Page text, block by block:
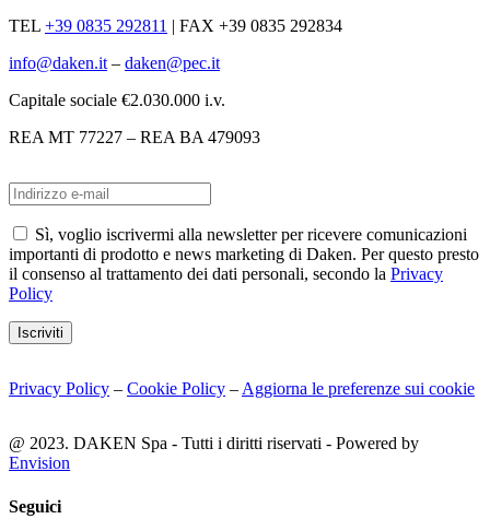
TEL +39 0835 292811 | FAX +39 0835 292834
info@daken.it – daken@pec.it
Capitale sociale €2.030.000 i.v.
REA MT 77227 – REA BA 479093
Sì, voglio iscrivermi alla newsletter per ricevere comunicazioni
importanti di prodotto e news marketing di Daken. Per questo presto
il consenso al trattamento dei dati personali, secondo la Privacy
Policy
Iscriviti
Privacy Policy – Cookie Policy – Aggiorna le preferenze sui cookie
@ 2023. DAKEN Spa - Tutti i diritti riservati - Powered by
Envision
Seguici